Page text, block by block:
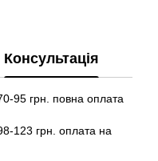
Консультація
95 грн. повна оплата
123 грн. оплата на